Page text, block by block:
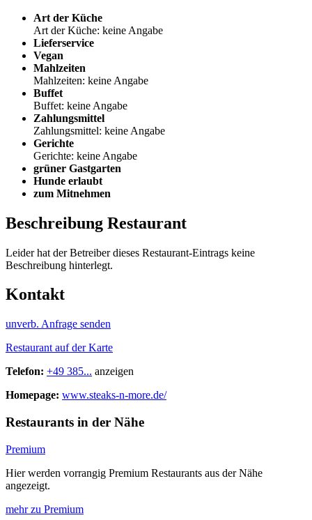
Art der Küche
Art der Küche: keine Angabe
Lieferservice
Vegan
Mahlzeiten
Mahlzeiten: keine Angabe
Buffet
Buffet: keine Angabe
Zahlungsmittel
Zahlungsmittel: keine Angabe
Gerichte
Gerichte: keine Angabe
grüner Gastgarten
Hunde erlaubt
zum Mitnehmen
Beschreibung Restaurant
Leider hat der Betreiber dieses Restaurant-Eintrags keine
Beschreibung hinterlegt.
Kontakt
unverb. Anfrage senden
Restaurant auf der Karte
Telefon: +49 385... anzeigen
Homepage: www.steaks-n-more.de/
Restaurants in der Nähe
Premium
Hier werden vorrangig Premium Restaurants aus der Nähe
angezeigt.
mehr zu Premium